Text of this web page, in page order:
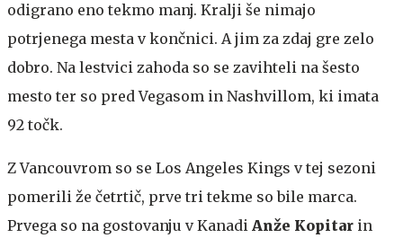
odigrano eno tekmo manj. Kralji še nimajo
potrjenega mesta v končnici. A jim za zdaj gre zelo
dobro. Na lestvici zahoda so se zavihteli na šesto
mesto ter so pred Vegasom in Nashvillom, ki imata
92 točk.
Z Vancouvrom so se Los Angeles Kings v tej sezoni
pomerili že četrtič, prve tri tekme so bile marca.
Prvega so na gostovanju v Kanadi Anže Kopitar in